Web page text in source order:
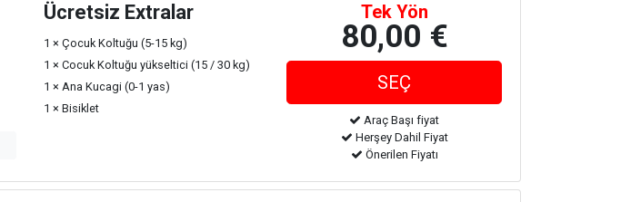
Ücretsiz Extralar
1 × Çocuk Koltuğu (5-15 kg)
1 × Cocuk Koltuğu yükseltici (15 / 30 kg)
1 × Ana Kucagi (0-1 yas)
1 × Bisiklet
Tek Yön
80,00 €
Araç Başı fiyat
Herşey Dahil Fiyat
Önerilen Fiyatı